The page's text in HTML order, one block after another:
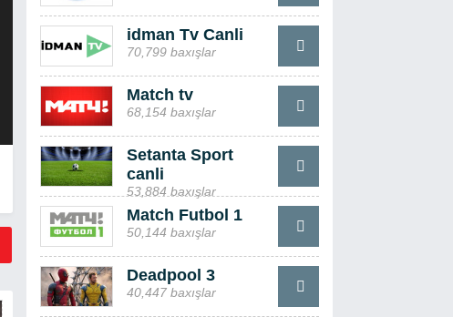
idman Tv Canli
70,799 baxışlar
Match tv
68,154 baxışlar
Setanta Sport
canli
53,884 baxışlar
Match Futbol 1
50,144 baxışlar
Deadpool 3
40,447 baxışlar